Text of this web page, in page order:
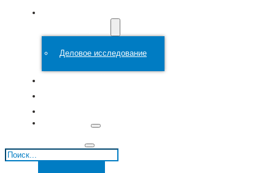
Деловое исследование
Поиск